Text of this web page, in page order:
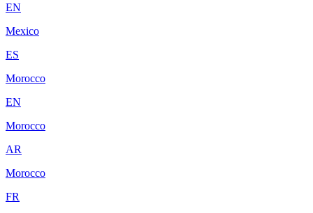
EN
Mexico
ES
Morocco
EN
Morocco
AR
Morocco
FR